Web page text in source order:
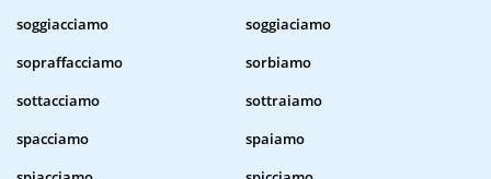
soggiacciamo
soggiaciamo
sopraffacciamo
sorbiamo
sottacciamo
sottraiamo
spacciamo
spaiamo